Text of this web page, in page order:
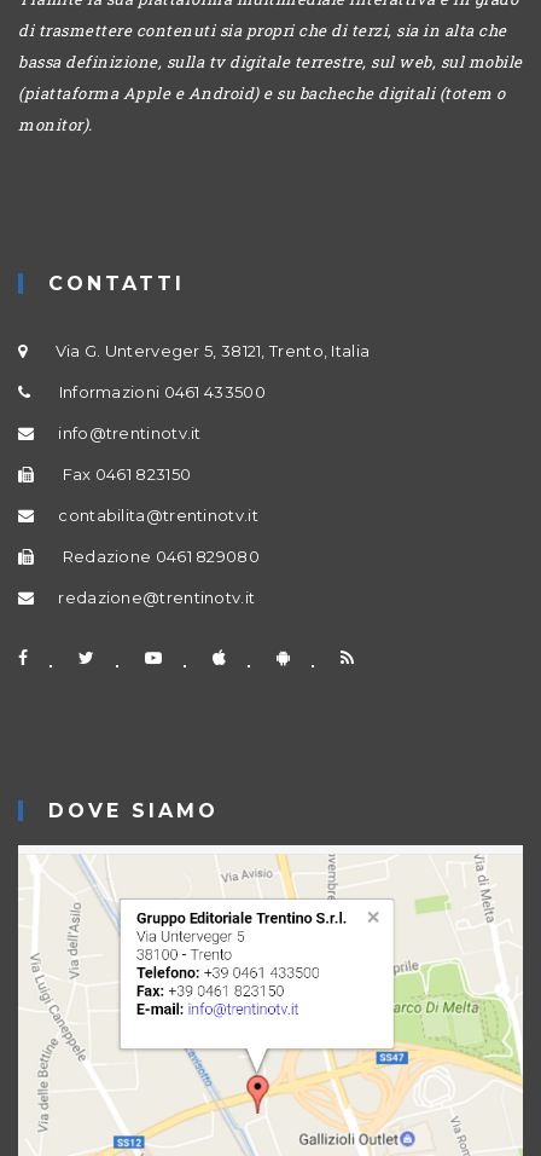
di trasmettere contenuti sia propri che di terzi, sia in alta che
bassa definizione, sulla tv digitale terrestre, sul web, sul mobile
(piattaforma Apple e Android) e su bacheche digitali (totem o
monitor).
CONTATTI
Via G. Unterveger 5, 38121, Trento, Italia
Informazioni 0461 433500
info@trentinotv.it
Fax 0461 823150
contabilita@trentinotv.it
Redazione 0461 829080
redazione@trentinotv.it
DOVE SIAMO